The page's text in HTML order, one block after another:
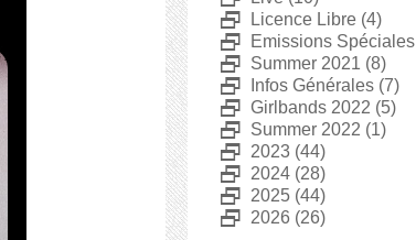
D Licence Libre (4)
D Emissions Spéciales
D Summer 2021 (8)
D Infos Générales (7)
D Girlbands 2022 (5)
D Summer 2022 (1)
D 2023 (44)
D 2024 (28)
D 2025 (44)
D 2026 (26)